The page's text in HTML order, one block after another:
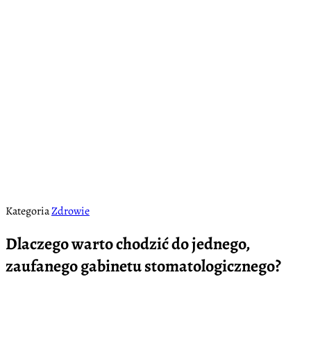
KategoriaZdrowie
Dlaczego warto chodzić do jednego,
zaufanego gabinetu stomatologicznego?